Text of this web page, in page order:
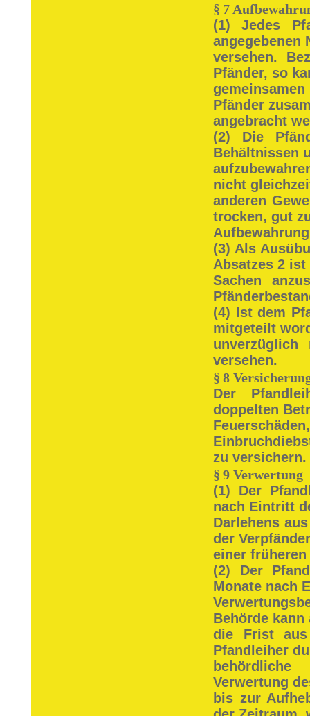
§ 7
(1) Jedes
angegebenen
versehen.
Pfänder, so
Pfänder
angebracht
(2) Die
Behältnissen
nicht
anderen
trocken, gut
(3) Als
Absatzes 2
Sachen
(4) Ist dem
mitgeteilt
unverzüglich
versehen.
§ 8
Der
doppelten
zu versichern.
§ 9 Verwertung
(1) Der
nach Eintritt
Darlehens
der
einer
(2) Der
Monate nach
Behörde
die Frist
Pfandleiher
Verwertung
bis zur